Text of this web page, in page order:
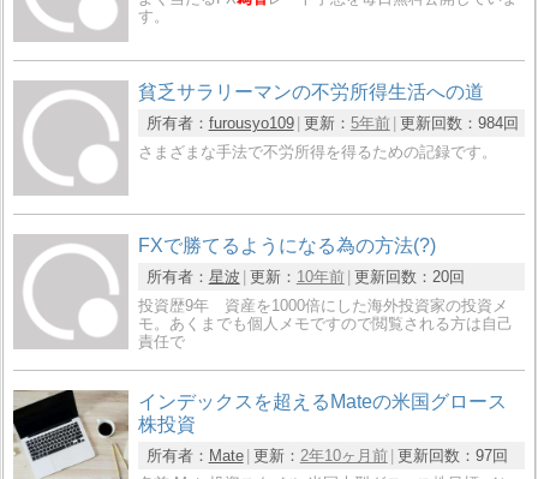
す。
貧乏サラリーマンの不労所得生活への道
所有者： furousyo109 更新： 5年前 更新回数： 984回
さまざまな手法で不労所得を得るための記録です。
FXで勝てるようになる為の方法(?)
所有者： 星波 更新： 10年前 更新回数： 20回
投資歴9年 資産を1000倍にした海外投資家の投資メ
モ。あくまでも個人メモですので閲覧される方は自己
責任で
インデックスを超えるMateの米国グロース
株投資
所有者： Mate 更新： 2年10ヶ月前 更新回数： 97回